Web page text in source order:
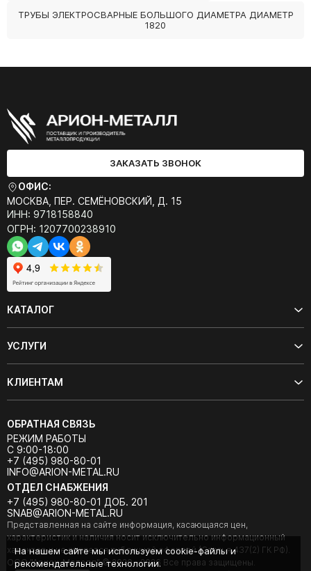
ТРУБЫ ЭЛЕКТРОСВАРНЫЕ БОЛЬШОГО ДИАМЕТРА ДИАМЕТР
1820
ЗАКАЗАТЬ ЗВОНОК
ОФИС:
МОСКВА, ПЕР. СЕМЁНОВСКИЙ, Д. 15
ИНН: 9718158840
ОГРН: 1207700238910
КАТАЛОГ
УСЛУГИ
КЛИЕНТАМ
ОБРАТНАЯ СВЯЗЬ
РЕЖИМ РАБОТЫ
С 9:00-18:00
+7 (495) 980-80-01
INFO@ARION-METAL.RU
ОТДЕЛ СНАБЖЕНИЯ
+7 (495) 980-80-01 ДОБ. 201
SNAB@ARION-METAL.RU
Представленная на сайте информация, касающаяся цен,
характеристик и наличия носит исключительно информационный
характер и не является публичной офертой (Статья 437(2) ГК РФ).
ООО "Арион-Металл" © 2020 - 2026 Все права защищены.
На нашем сайте мы используем cookie-файлы и
рекомендательные технологии.